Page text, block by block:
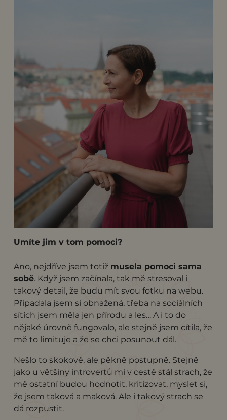
Umíte jim v tom pomoci?
Ano, nejdříve jsem totiž musela pomoci sama
sobě. Když jsem začínala, tak mě stresoval i
takový detail, že budu mít svou fotku na webu.
Připadala jsem si obnažená, třeba na sociálních
sítích jsem měla jen přírodu a les… A i to do
nějaké úrovně fungovalo, ale stejně jsem cítila, že
mě to limituje a že se chci posunout dál.
Nešlo to skokově, ale pěkně postupně. Stejně
jako u většiny introvertů mi v cestě stál strach, že
mě ostatní budou hodnotit, kritizovat, myslet si,
že jsem taková a maková. Ale i takový strach se
dá rozpustit.